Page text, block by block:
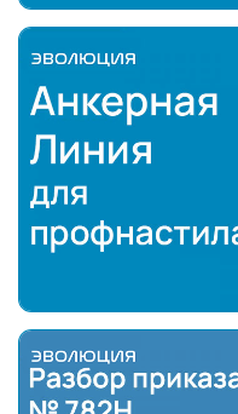
Информацией Вы
нашем YouTube
https://
Анкерная Линия для